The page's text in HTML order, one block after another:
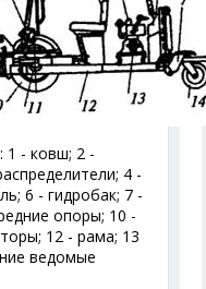
: 1 - ковш; 2 -
4 -
6 - гидробак; 7 -
опоры; 10 -
12 - рама; 13
ведомые